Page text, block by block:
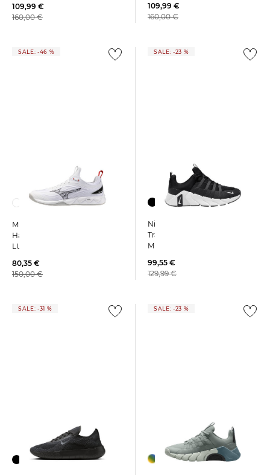
109,99 €
160,00 €
109,99 €
160,00 €
SALE: -46 %
Mizuno | Herren
Hallenschuhe WAVE
LUMINOUS 3
80,35 €
150,00 €
SALE: -23 %
Nike | Herren
Trainingsschuhe FREE
METCON 7
99,55 €
129,99 €
SALE: -31 % SALE: -23 %